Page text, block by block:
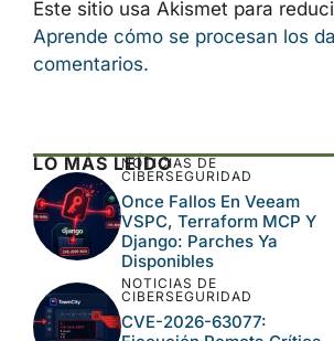
Guarda mi nombre, correo
Este sitio usa Akismet para
Aprende cómo se procesan los
comentarios.